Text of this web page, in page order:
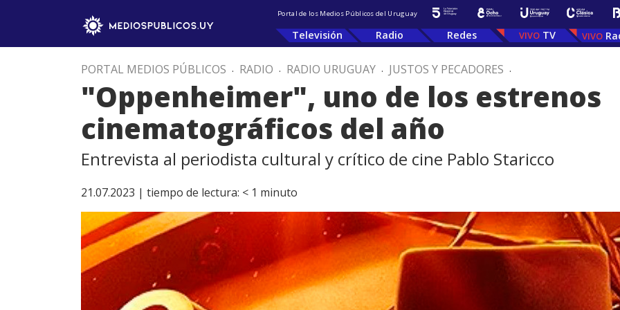
Portal de los Medios Públicos del Uruguay
Televisión Radio Redes TV
PORTAL MEDIOS PÚBLICOS . RADIO . RADIO URUGUAY . JUSTOS Y PECADORES .
"Oppenheimer", uno de los estrenos
cinematográficos del año
Entrevista al periodista cultural y crítico de cine Pablo Staricco
21.07.2023 | tiempo de lectura: < 1 minuto